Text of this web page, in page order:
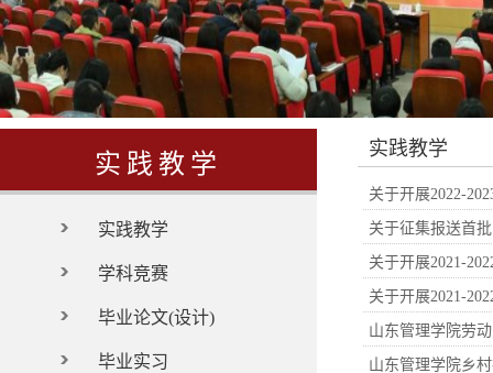
实践教学
实践教学
学科竞赛
毕业论文(设计)
毕业实习
实践教学
关于开展2022-
关于征集报送首
关于开展2021-
关于开展2021-
山东管理学院劳
山东管理学院乡